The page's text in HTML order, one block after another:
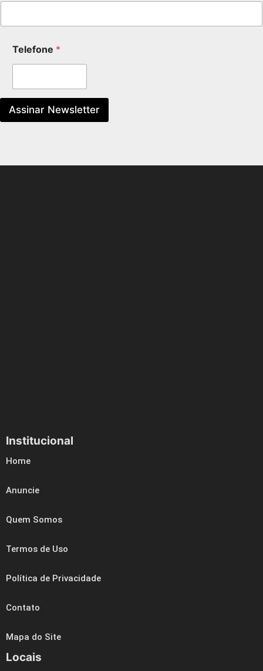
Telefone *
Assinar Newsletter
Institucional
Home
Anuncie
Quem Somos
Termos de Uso
Política de Privacidade
Contato
Mapa do Site
Locais